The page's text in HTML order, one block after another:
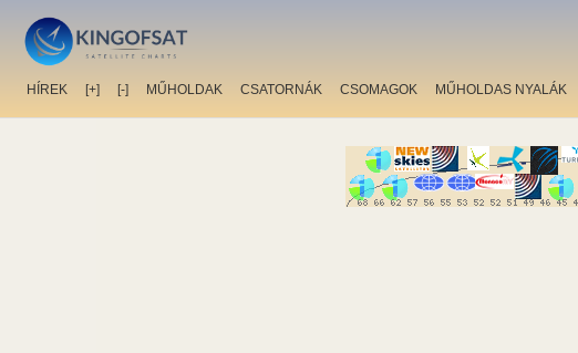
HÍREK [+] [-] MŰHOLDAK CSATORNÁK CSOMAGOK MŰHOLDAS NYALÁK